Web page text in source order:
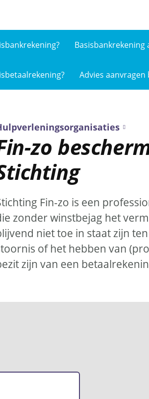
Basisbankrekening
Advies
zo
Fin-zo is een
zonder winstbejag het
niet toe in staat zijn
of het hebben van
zijn van een